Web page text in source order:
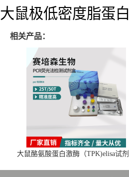
大鼠极低密度脂蛋
相关产品：
大鼠酪氨酸蛋白激酶（TPK)elisa试